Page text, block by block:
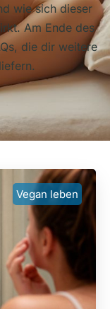
wie sich dieser
Am Ende des
die dir weitere
Vegan leben